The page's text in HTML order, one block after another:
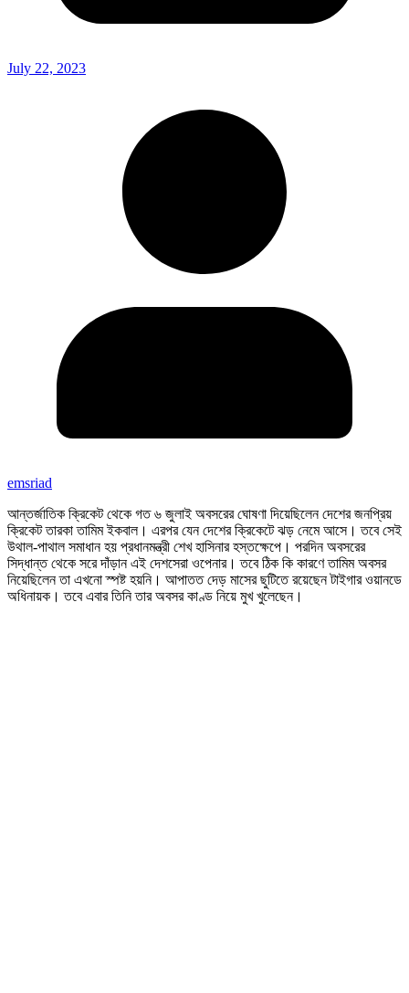
July 22, 2023
emsriad
আন্তর্জাতিক ক্রিকেট থেকে গত ৬ জুলাই অবসরের ঘোষণা দিয়েছিলেন দেশের জনপ্রিয়
ক্রিকেট তারকা তামিম ইকবাল। এরপর যেন দেশের ক্রিকেটে ঝড় নেমে আসে। তবে সেই
উথাল-পাথাল সমাধান হয় প্রধানমন্ত্রী শেখ হাসিনার হস্তক্ষেপে। পরদিন অবসরের
সিদ্ধান্ত থেকে সরে দাঁড়ান এই দেশসেরা ওপেনার। তবে ঠিক কি কারণে তামিম অবসর
নিয়েছিলেন তা এখনো স্পষ্ট হয়নি। আপাতত দেড় মাসের ছুটিতে রয়েছেন টাইগার ওয়ানডে
অধিনায়ক। তবে এবার তিনি তার অবসর কাণ্ড নিয়ে মুখ খুলেছেন।